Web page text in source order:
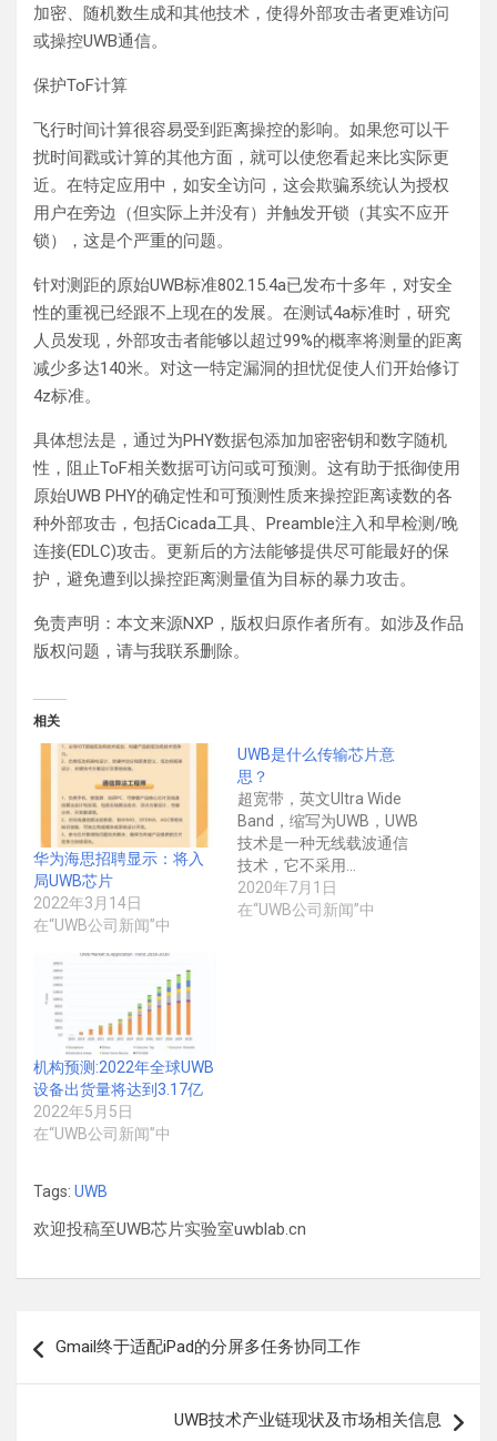
加密、随机数生成和其他技术，使得外部攻击者更难访问
或操控UWB通信。
保护ToF计算
飞行时间计算很容易受到距离操控的影响。如果您可以干
扰时间戳或计算的其他方面，就可以使您看起来比实际更
近。在特定应用中，如安全访问，这会欺骗系统认为授权
用户在旁边（但实际上并没有）并触发开锁（其实不应开
锁），这是个严重的问题。
针对测距的原始UWB标准802.15.4a已发布十多年，对安全
性的重视已经跟不上现在的发展。在测试4a标准时，研究
人员发现，外部攻击者能够以超过99%的概率将测量的距离
减少多达140米。对这一特定漏洞的担忧促使人们开始修订
4z标准。
具体想法是，通过为PHY数据包添加加密密钥和数字随机
性，阻止ToF相关数据可访问或可预测。这有助于抵御使用
原始UWB PHY的确定性和可预测性质来操控距离读数的各
种外部攻击，包括Cicada工具、Preamble注入和早检测/晚
连接(EDLC)攻击。更新后的方法能够提供尽可能最好的保
护，避免遭到以操控距离测量值为目标的暴力攻击。
免责声明：本文来源NXP，版权归原作者所有。如涉及作品
版权问题，请与我联系删除。
相关
华为海思招聘显示：将入
局UWB芯片
2022年3月14日
在“UWB公司新闻”中
UWB是什么传输芯片意
思？
超宽带，英文Ultra Wide
Band，缩写为UWB，UWB
技术是一种无线载波通信
技术，它不采用…
2020年7月1日
在“UWB公司新闻”中
机构预测:2022年全球UWB
设备出货量将达到3.17亿
2022年5月5日
在“UWB公司新闻”中
Tags: UWB
欢迎投稿至UWB芯片实验室uwblab.cn
章
Gmail终于适配iPad的分屏多任务协同工作
UWB技术产业链现状及市场相关信息